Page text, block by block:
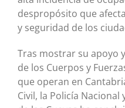
despropósito que
y seguridad de los
Tras mostrar su apoyo
de los Cuerpos y
que operan en
Civil, la Policía Nacional